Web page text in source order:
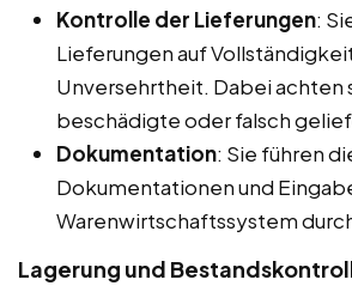
Kontrolle der Lieferungen:
Lieferungen auf
Unversehrtheit. Dabei achten
beschädigte oder falsch
Dokumentation: Sie führen
Dokumentationen und
Warenwirtschaftssystem
Lagerung und